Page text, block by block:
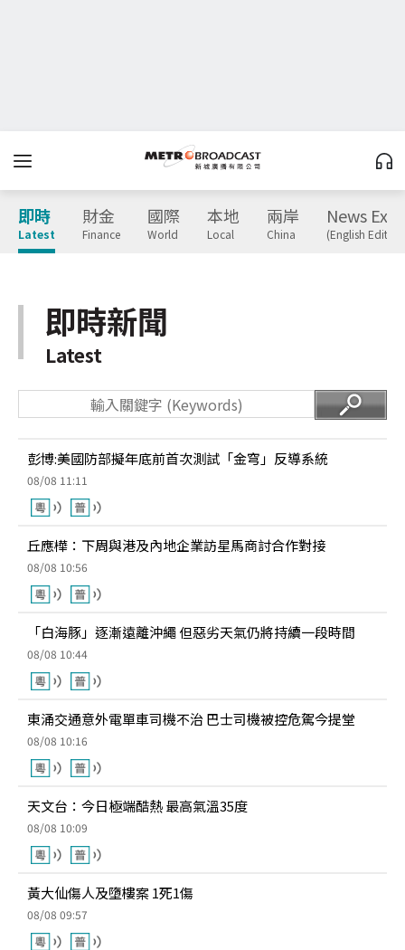
即時
Latest
財金
Finance
國際
World
本地
Local
兩岸
China
News
(English
即時新聞
Latest
彭博:美國防部擬年底前首次測試「金穹」反導系統
08/08 11:11
丘應樺：下周與港及內地企業訪星馬商討合作對接
08/08 10:56
「白海豚」逐漸遠離沖繩 但惡劣天氣仍將持續一段時間
08/08 10:44
東涌交通意外電單車司機不治 巴士司機被控危駕今提堂
08/08 10:16
天文台：今日極端酷熱 最高氣溫35度
08/08 10:09
黃大仙傷人及墮樓案 1死1傷
08/08 09:57